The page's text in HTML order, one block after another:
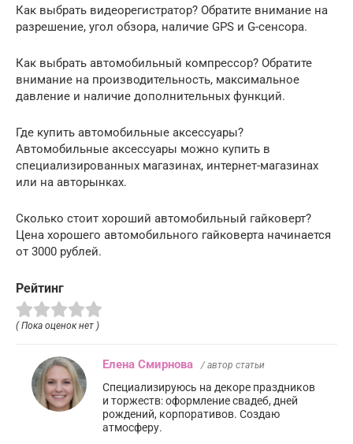
Как выбрать видеорегистратор? Обратите внимание на
разрешение, угол обзора, наличие GPS и G-сенсора.
Как выбрать автомобильный компрессор? Обратите
внимание на производительность, максимальное
давление и наличие дополнительных функций.
Где купить автомобильные аксессуары?
Автомобильные аксессуары можно купить в
специализированных магазинах, интернет-магазинах
или на авторынках.
Сколько стоит хороший автомобильный гайковерт?
Цена хорошего автомобильного гайковерта начинается
от 3000 рублей.
Рейтинг
( Пока оценок нет )
Елена Смирнова / автор статьи
Специализируюсь на декоре праздников
и торжеств: оформление свадеб, дней
рождений, корпоративов. Создаю
атмосферу.